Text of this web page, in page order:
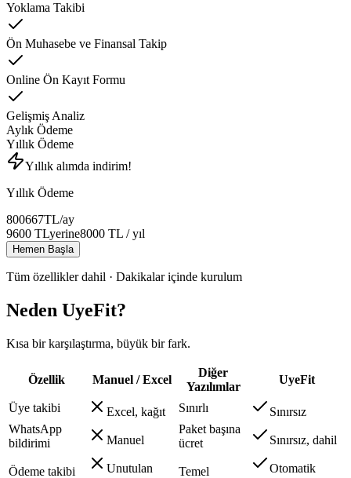
Yoklama Takibi
Ön Muhasebe ve Finansal Takip
Online Ön Kayıt Formu
Gelişmiş Analiz
Aylık Ödeme
Yıllık Ödeme
Yıllık alımda indirim!
Yıllık Ödeme
800667TL/ay
9600 TLyerine8000 TL / yıl
Hemen Başla
Tüm özellikler dahil · Dakikalar içinde kurulum
Neden UyeFit?
Kısa bir karşılaştırma, büyük bir fark.
Özellik Manuel / Excel
Diğer
Yazılımlar
UyeFit
Üye takibi Excel, kağıt Sınırlı
Sınırsız
WhatsApp
bildirimi
Manuel
Paket başına
ücret
Sınırsız, dahil
Ödeme takibi
Unutulan
Temel
Otomatik